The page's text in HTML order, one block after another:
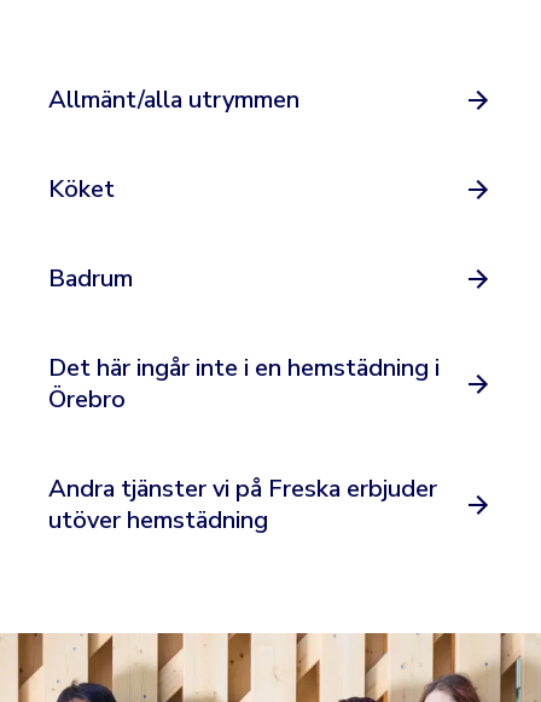
Allmänt/alla utrymmen
Köket
Badrum
Det här ingår inte i en hemstädning i
Örebro
Andra tjänster vi på Freska erbjuder
utöver hemstädning